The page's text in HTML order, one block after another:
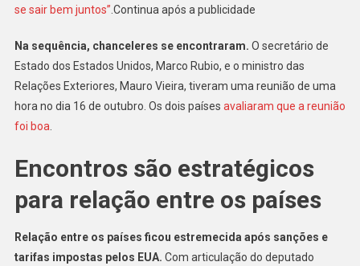
se sair bem juntos”.Continua após a publicidade
Na sequência, chanceleres se encontraram. O secretário de
Estado dos Estados Unidos, Marco Rubio, e o ministro das
Relações Exteriores, Mauro Vieira, tiveram uma reunião de uma
hora no dia 16 de outubro. Os dois países avaliaram que a reunião
foi boa.
Encontros são estratégicos
para relação entre os países
Relação entre os países ficou estremecida após sanções e
tarifas impostas pelos EUA. Com articulação do deputado